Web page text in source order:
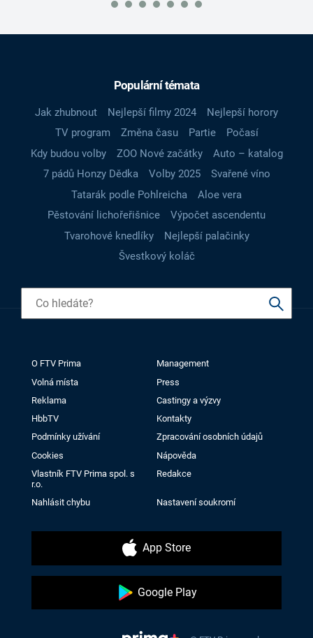
Populární témata
Jak zhubnout Nejlepší filmy 2024
Nejlepší horory
TV program
Změna času Partie
Počasí
Kdy budou volby
ZOO Nové začátky
Auto – katalog
7 pádů Honzy Dědka
Volby 2025
Svařené víno
Tatarák podle Pohlreicha
Aloe vera
Pěstování lichořeřišnice
Výpočet ascendentu
Tvarohové knedlíky
Nejlepší palačinky
Švestkový koláč
O FTV Prima
Management
Volná místa
Press
Reklama
Castingy a výzvy
HbbTV
Kontakty
Podmínky užívání
Zpracování osobních údajů
Cookies
Nápověda
Vlastník FTV Prima spol. s
r.o.
Redakce
Nahlásit chybu Nastavení soukromí
App Store
Google Play